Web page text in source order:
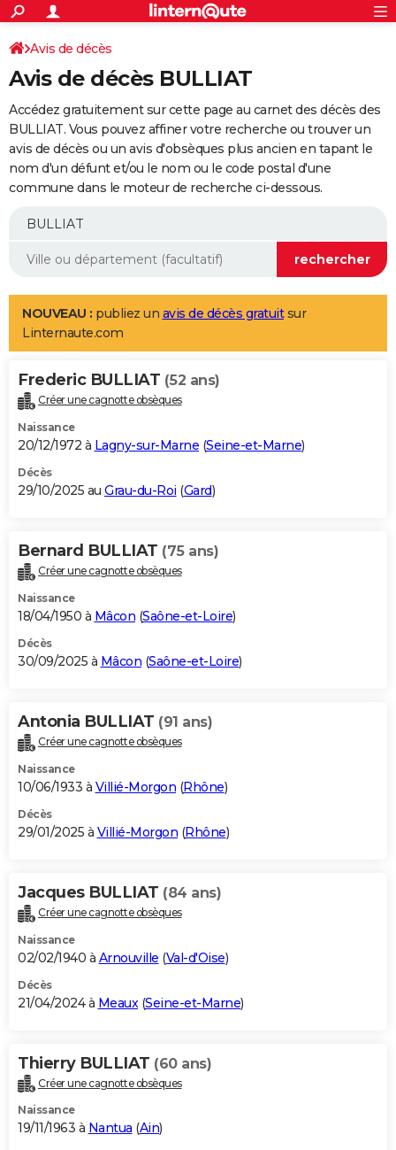
ACTUALITÉS
Politique
Société
Faits Divers
Education
Monde
Villes
+
SPORT
Coupe du monde 2026
Football
Tennis
Cyclisme
Rugby
Forum
Programme TV
TNT
Streaming
Cinéma
Sorties cinéma
Musique
+
FINANCE
Retraite
Epargne
Immobilier
Risques naturels par ville
Banque
Assurance
AUTO
Essais
Réserver un essai
Citadines
Berlines
SUV
Forum auto
+
Mobiles
Meilleur smartphone
Internet
Ordinateurs
Jeux vidéo
Guide high-tech
Aménagement intérieur
LIFESTYLE
Art de vivre
Bien-être
Loisirs
Mode
Modes de vie
Alimentation
Guide de la santé
Maladies
Médicaments
Sommeil
VOYAGE
Destinations
City break
Voyage nature
Voyage de noces
Forum
Climat
+PHOTO
GUIDES D'ACHAT
BONS PLANS
Carte de Noël
Carte Bonne année
Carte Saint-Valentin
Carte Pâques
Carte d'anniversaire
DICTIONNAIRE
Dictionnaire
Biographies
Citations
Expressions
Proverbes
PROGRAMME TV
S'inscrire
Se connecter
Lycées
Collèges
Primaires
Universités
Entreprises
Service militaire
Avis de recherche
AVIS DE DÉCÈS
Bricolage
Lifestyle
Culture
Sport
Auto
Television
Voyage
Cinema
Avis de décès
Avis de décès BULLIAT
Accédez gratuitement sur cette page au carnet des décès des
BULLIAT. Vous pouvez affiner votre recherche ou trouver un
avis de décès ou un avis d'obsèques plus ancien en tapant le
nom d'un défunt et/ou le nom ou le code postal d'une
commune dans le moteur de recherche ci-dessous.
NOUVEAU : publiez un avis de décès gratuitsur
Linternaute.com
Frederic BULLIAT (52 ans)
Créer une cagnotte obsèques
Naissance
20/12/1972 à Lagny-sur-Marne (Seine-et-Marne)
Décès
29/10/2025 au Grau-du-Roi (Gard)
Bernard BULLIAT (75 ans)
Créer une cagnotte obsèques
Naissance
18/04/1950 à Mâcon (Saône-et-Loire)
Décès
30/09/2025 à Mâcon (Saône-et-Loire)
Antonia BULLIAT (91 ans)
Créer une cagnotte obsèques
Naissance
10/06/1933 à Villié-Morgon (Rhône)
Décès
29/01/2025 à Villié-Morgon (Rhône)
Jacques BULLIAT (84 ans)
Créer une cagnotte obsèques
Naissance
02/02/1940 à Arnouville (Val-d'Oise)
Décès
21/04/2024 à Meaux (Seine-et-Marne)
Thierry BULLIAT (60 ans)
Créer une cagnotte obsèques
Naissance
19/11/1963 à Nantua (Ain)